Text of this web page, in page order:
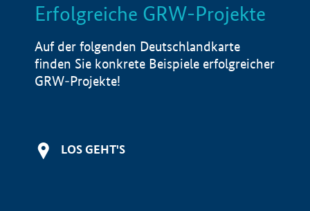
LISTE Info
Erfolgreiche GRW-Projekte
Auf der folgenden Deutschlandkarte
finden Sie konkrete Beispiele erfolgreicher
GRW-Projekte!
LOS GEHT'S